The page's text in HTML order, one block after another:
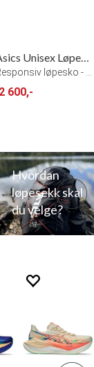
Asics Unisex Løpesko Superblast 3
2 600,-
Hvordan
løpesekk skal
du velge?